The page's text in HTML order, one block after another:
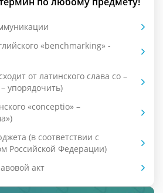
«benchmarking» -
от латинского слава со –
упорядочить)
«conceptio» –
(в соответствии с
Российской Федерации)
акт